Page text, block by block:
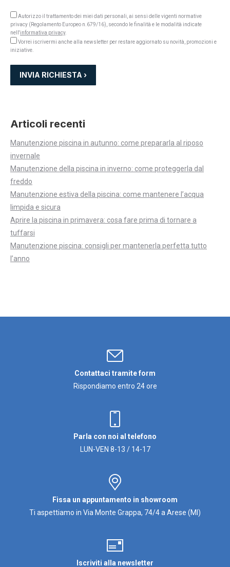
Autorizzo il trattamento dei miei dati personali, ai sensi delle vigenti normative
privacy (Regolamento Europeo n.679/16), secondo le finalità e le modalità indicate
nell'informativa privacy.
Vorrei iscrivermi anche alla newsletter per restare aggiornato su novità, promozioni e
iniziative.
Articoli recenti
Manutenzione piscina in autunno: come prepararla al riposo
invernale
Manutenzione della piscina in inverno: come proteggerla dal
freddo
Manutenzione estiva della piscina: come mantenere l’acqua
limpida e sicura
Aprire la piscina in primavera: cosa fare prima di tornare a
tuffarsi
Manutenzione piscina: consigli per mantenerla perfetta tutto
l’anno
Contattaci tramite form
Rispondiamo entro 24 ore
Parla con noi al telefono
LUN-VEN 8-13 / 14-17
Fissa un appuntamento in showroom
Ti aspettiamo in Via Monte Grappa, 74/4 a Arese (MI)
Iscriviti alla newsletter